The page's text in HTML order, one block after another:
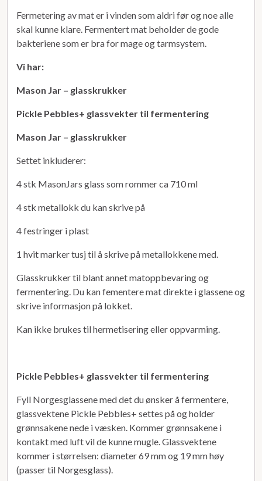
Fermetering av mat er i vinden som aldri før og noe alle
skal kunne klare. Fermentert mat beholder de gode
bakteriene som er bra for mage og tarmsystem.
Vi har:
Mason Jar – glasskrukker
Pickle Pebbles+ glassvekter til fermentering
Mason Jar – glasskrukker
Settet inkluderer:
4 stk MasonJars glass som rommer ca 710 ml
4 stk metallokk du kan skrive på
4 festringer i plast
1 hvit marker tusj til å skrive på metallokkene med.
Glasskrukker til blant annet matoppbevaring og
fermentering. Du kan fementere mat direkte i glassene og
skrive informasjon på lokket.
Kan ikke brukes til hermetisering eller oppvarming.
Pickle Pebbles+ glassvekter til fermentering
Fyll Norgesglassene med det du ønsker å fermentere,
glassvektene Pickle Pebbles+ settes på og holder
grønnsakene nede i væsken. Kommer grønnsakene i
kontakt med luft vil de kunne mugle. Glassvektene
kommer i størrelsen: diameter 69 mm og 19 mm høy
(passer til Norgesglass).